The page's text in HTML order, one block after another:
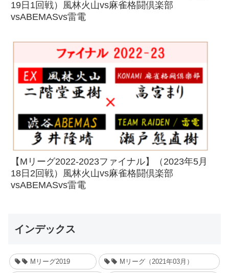
19日1回戦）風林火山vs麻雀格闘倶楽部
vsABEMASvs雷電
【Mリーグ2022-2023ファイナル】（2023年5月
18日2回戦）風林火山vs麻雀格闘倶楽部
vsABEMASvs雷電
インデックス
Mリーグ2019 Mリーグ（2021年03月）